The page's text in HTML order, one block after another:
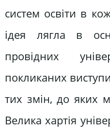
систем освіти в
ідея лягла в
провідних
покликаних
тих змін, до яких
Велика хартія